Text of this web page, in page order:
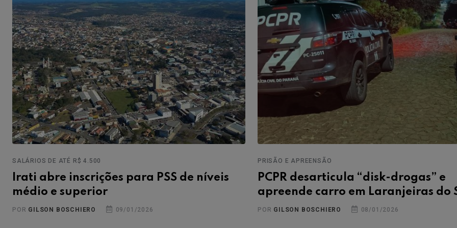
SALÁRIOS DE ATÉ R$ 4.500
Irati abre inscrições para PSS de níveis
médio e superior
POR GILSON BOSCHIERO 09/01/2026
PRISÃO E APREENSÃO
PCPR desarticula “disk-drogas” e
apreende carro em Laranjeiras do
POR GILSON BOSCHIERO 08/01/2026